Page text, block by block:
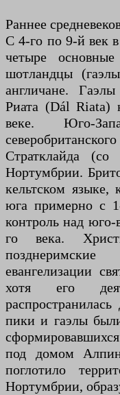
Раннее
С 4-го по 9-й век
четыре
шотландцы
англичане.
Риата (Dál Riata)
веке. Юго-
Стратклайда
Нортумбрии.
кельтском
юга примерно с
контроль над юго-
го века.
евангелизации
хотя его
пики и гаэлы
под домом
поглотило
Нортумбрии,